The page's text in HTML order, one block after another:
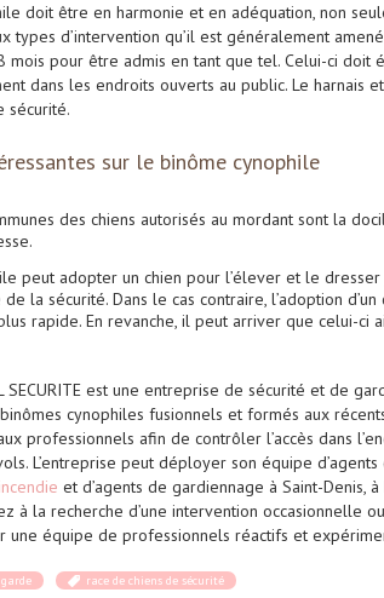
doit être en harmonie et en adéquation, non
types d’intervention qu’il est généralement
mois pour être admis en tant que tel. Celui-ci doit
dans les endroits ouverts au public. Le harnais
sécurité.
sur le binôme cynophile
des chiens autorisés au mordant sont la
peut adopter un chien pour l’élever et le dresser
la sécurité. Dans le cas contraire, l’adoption
rapide. En revanche, il peut arriver que celui-ci
SECURITE est une entreprise de sécurité et de
cynophiles fusionnels et formés aux
professionnels afin de contrôler l’accès dans
L’entreprise peut déployer son équipe d’agents
incendie et d’agents de gardiennage à Saint-Denis,
à la recherche d’une intervention occasionnelle
une équipe de professionnels réactifs et
race de chiens de sécurité